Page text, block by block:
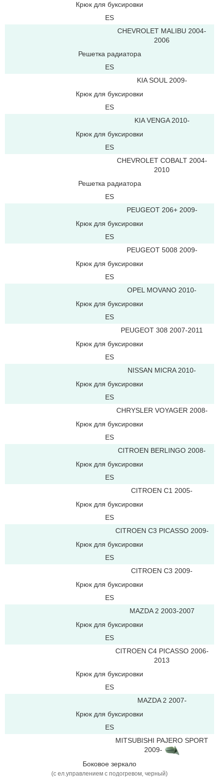
Крюк для буксировки
ES
CHEVROLET MALIBU 2004-
2006
Решетка радиатора
ES
KIA SOUL 2009-
Крюк для буксировки
ES
KIA VENGA 2010-
Крюк для буксировки
ES
CHEVROLET COBALT 2004-
2010
Решетка радиатора
ES
PEUGEOT 206+ 2009-
Крюк для буксировки
ES
PEUGEOT 5008 2009-
Крюк для буксировки
ES
OPEL MOVANO 2010-
Крюк для буксировки
ES
PEUGEOT 308 2007-2011
Крюк для буксировки
ES
NISSAN MICRA 2010-
Крюк для буксировки
ES
CHRYSLER VOYAGER 2008-
Крюк для буксировки
ES
CITROEN BERLINGO 2008-
Крюк для буксировки
ES
CITROEN C1 2005-
Крюк для буксировки
ES
CITROEN C3 PICASSO 2009-
Крюк для буксировки
ES
CITROEN C3 2009-
Крюк для буксировки
ES
MAZDA 2 2003-2007
Крюк для буксировки
ES
CITROEN C4 PICASSO 2006-
2013
Крюк для буксировки
ES
MAZDA 2 2007-
Крюк для буксировки
ES
MITSUBISHI PAJERO SPORT
2009-
Боковое зеркало
(с ел.управлением с подогревом, черный)